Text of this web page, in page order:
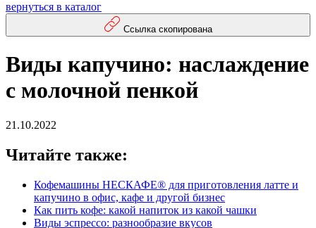
вернуться в каталог
Ссылка скопирована
Виды капучино: наслаждение
с молочной пенкой
21.10.2022
Читайте также:
Кофемашины НЕСКАФЕ® для приготовления латте и
капучино в офис, кафе и другой бизнес
Как пить кофе: какой напиток из какой чашки
Виды эспрессо: разнообразие вкусов